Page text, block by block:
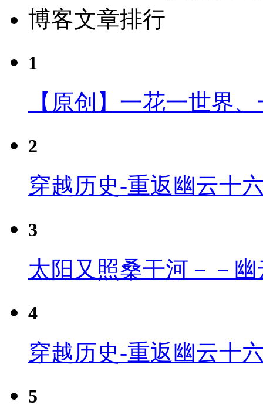
博客文章排行
1
【原创】一花一世界
2
穿越历史-重返幽云十
3
太阳又照桑干河－－
4
穿越历史-重返幽云十
5